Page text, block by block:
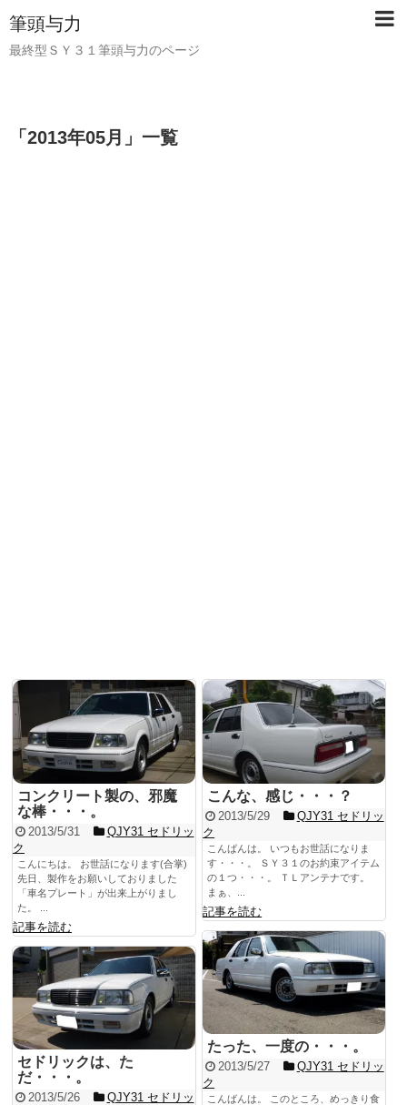
筆頭与力
最終型ＳＹ３１筆頭与力のページ
「 2013年05月 」 一覧
コンクリート製の、邪魔
な棒・・・。
2013/5/31
QJY31 セドリッ
ク
こんにちは。 お世話になります(合掌)
先日、製作をお願いしておりました
「車名プレート」が出来上がりまし
た。 ...
記事を読む
こんな、感じ・・・？
2013/5/29
QJY31 セドリッ
ク
こんばんは。 いつもお世話になりま
す・・・。 ＳＹ３１のお約束アイテム
の１つ・・・。 ＴＬアンテナです。
まぁ、...
記事を読む
たった、一度の・・・。
2013/5/27
QJY31 セドリッ
ク
こんばんは。 このところ、めっきり食
セドリックは、た
だ・・・。
2013/5/26
QJY31 セドリッ